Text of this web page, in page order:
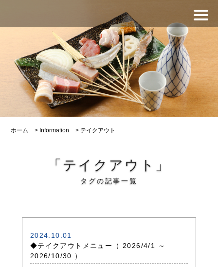
ホーム > Information >テイクアウト
「テイクアウト」
タグの記事一覧
2024.10.01
◆テイクアウトメニュー（ 2026/4/1 ～
2026/10/30 ）